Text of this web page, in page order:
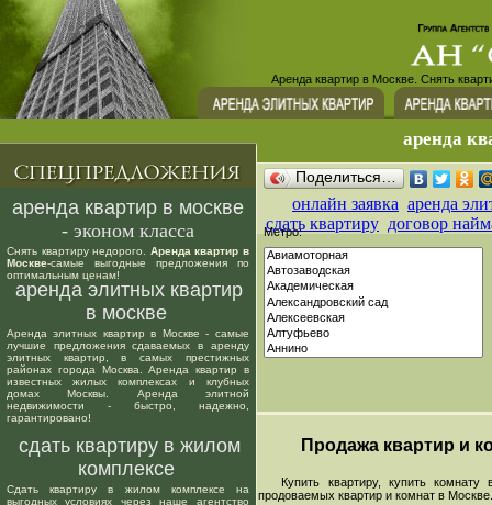
Аренда квартир в Москве. Снять
аренда
аренда квартир в москве
- эконом класса
Снять квартиру недорого. Аренда квартир в
Москве-самые выгодные предложения по
оптимальным ценам!
аренда элитных квартир
в москве
Аренда элитных квартир в Москве - самые
лучшие предложения сдаваемых в аренду
элитных квартир, в самых престижных
районах города Москва. Аренда квартир в
известных жилых комплексах и клубных
домах Москвы. Аренда элитной
недвижимости - быстро, надежно,
гарантировано!
сдать квартиру в жилом
комплексе
Сдать квартиру в жилом комплексе на
выгодных условиях через наше агентство
Поделиться…
онлайн заявка аренда
сдать квартиру договор
Метро:
Продажа квартир и
Купить квартиру, купить комнату
продоваемых квартир и комнат в